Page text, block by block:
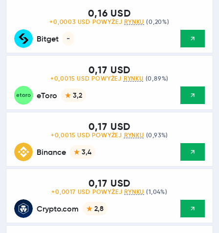
Bitget -
0,16 USD
+0,0003 USD POWYŻEJ RYNKU (0,20%)
eToro 3,2
0,17 USD
+0,0015 USD POWYŻEJ RYNKU (0,89%)
Binance 3,4
0,17 USD
+0,0015 USD POWYŻEJ RYNKU (0,93%)
Crypto.com 2,8
0,17 USD
+0,0017 USD POWYŻEJ RYNKU (1,04%)